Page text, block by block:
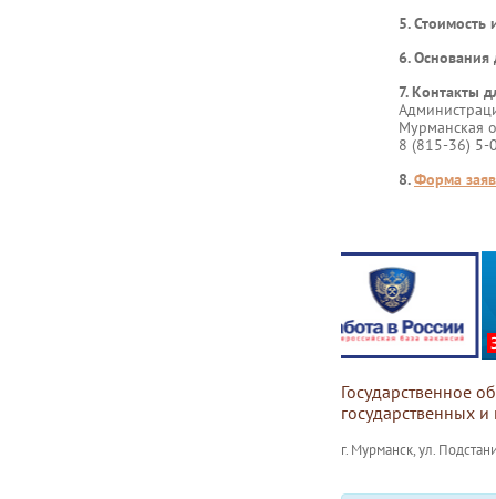
5. Стоимость
6.
7. Контакты
Мурманская
8 (815-36) 5-
8.Форма
Государственное
государственных
г. Мурманск, ул.